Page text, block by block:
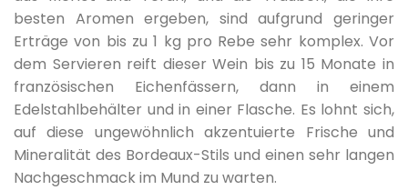
besten Aromen ergeben, sind aufgrund geringer
Erträge von bis zu 1 kg pro Rebe sehr komplex. Vor
dem Servieren reift dieser Wein bis zu 15 Monate in
französischen Eichenfässern, dann in einem
Edelstahlbehälter und in einer Flasche. Es lohnt sich,
auf diese ungewöhnlich akzentuierte Frische und
Mineralität des Bordeaux-Stils und einen sehr langen
Nachgeschmack im Mund zu warten.